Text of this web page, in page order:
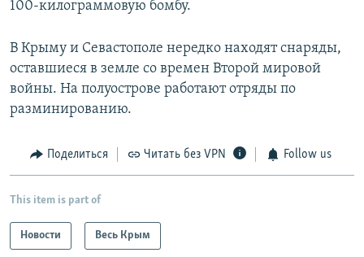
100-килограммовую бомбу.
В Крыму и Севастополе нередко находят снаряды,
оставшиеся в земле со времен Второй мировой
войны. На полуострове работают отряды по
разминированию.
Поделиться Читать без VPN Follow us
This item is part of
Новости Весь Крым